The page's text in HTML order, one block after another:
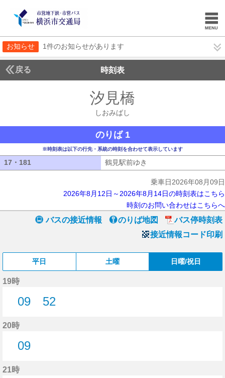
お知らせ 1件のお知らせがあります
戻る 時刻表
汐見橋
しおみばし
のりば 1
※時刻表は以下の行先・系統の時刻を合わせて表示しています
17・181 鶴見駅前ゆき
乗車日2026年08月09日
2026年8月12日～2026年8月14日の時刻表はこちら
時刻のお問い合わせはこちらへ
バスの接近情報 のりば地図
バス停時刻表
接近情報コード印刷
平日 土曜 日曜/祝日
19時
09
52
20時
09
21時